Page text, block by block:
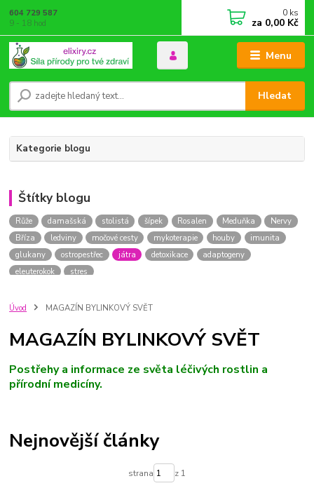
Menu
Hledat
604 729 587
9 - 18 hod
0 ks
za 0,00 Kč
Kategorie blogu
Štítky blogu
Růže damašská stolistá šípek Rosalen Meduňka
Nervy
Bříza
ledviny močové cesty mykoterapie houby
imunita
glukany
ostropestřec játra detoxikace
adaptogeny
eleuterokok
stres
Úvod MAGAZÍN BYLINKOVÝ SVĚT
MAGAZÍN BYLINKOVÝ SVĚT
Postřehy a informace ze světa léčivých rostlin a
přírodní medicíny.
Nejnovější články
strana z 1